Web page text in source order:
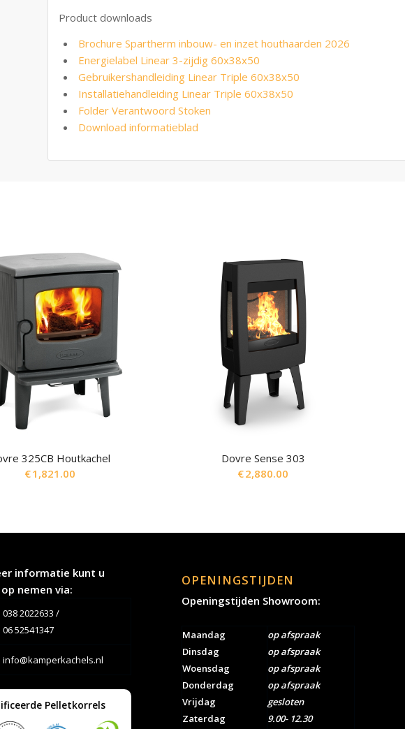
Product downloads
Brochure Spartherm inbouw- en inzet houthaarden 2026
Energielabel Linear 3-zijdig 60x38x50
Gebruikershandleiding Linear Triple 60x38x50
Installatiehandleiding Linear Triple 60x38x50
Folder Verantwoord Stoken
Download informatieblad
325CB Houtkachel
€1,821.00
Dovre Sense 303
€2,880.00
informatie kunt u
nemen via:
038 2022633 /
06 52541347
info@kamperkachels.nl
Pelletkorrels
OPENINGSTIJDEN
Openingstijden Showroom:
Maandag
Dinsdag
Woensdag
Donderdag
Vrijdag
Zaterdag
op afspraak
op afspraak
op afspraak
op afspraak
gesloten
9.00- 12.30